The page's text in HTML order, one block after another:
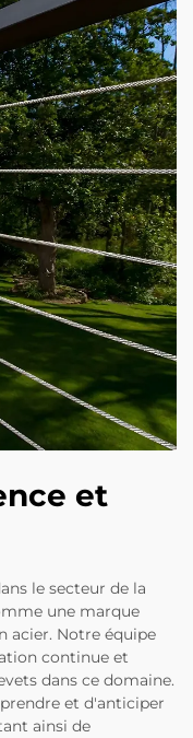
et
le secteur de la
une marque
acier. Notre équipe
continue et
dans ce domaine.
et d'anticiper
ainsi de